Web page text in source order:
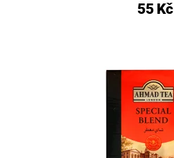
55 Kč